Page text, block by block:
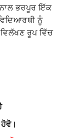
ਭਰਪੂਰ ਇੱਕ
ਨੂੰ
ਰੂਪ ਵਿੱਚ